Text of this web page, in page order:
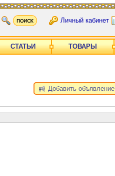
Личный кабинет
СТАТЬИ ТОВАРЫ
Добавить объявление